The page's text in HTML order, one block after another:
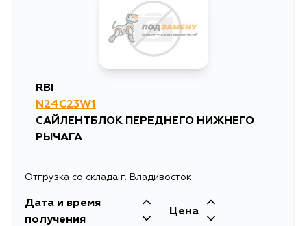
RBI
N24C23W1
САЙЛЕНТБЛОК ПЕРЕДНЕГО НИЖНЕГО
РЫЧАГА
Отгрузка со склада г. Владивосток
Дата и время
получения
Цена